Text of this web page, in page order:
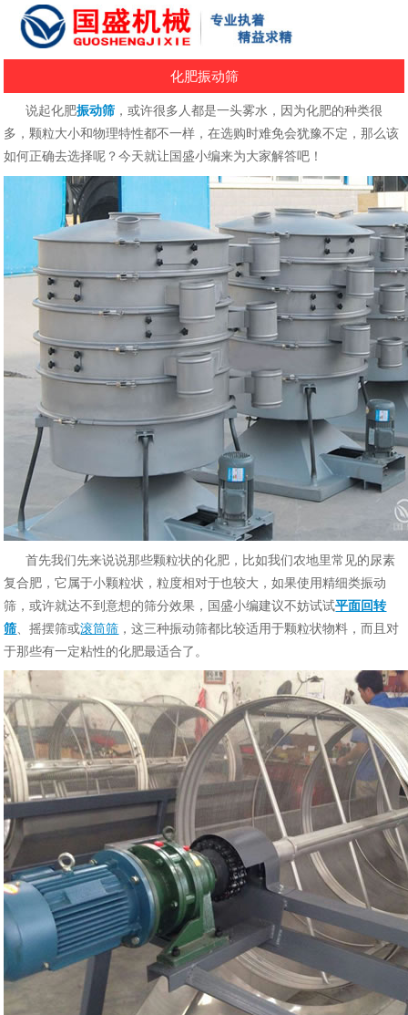
化肥振动筛
说起化肥振动筛 ，或许很多人都是一头雾水，因为化肥的种类很
多，颗粒大小和物理特性都不一样，在选购时难免会犹豫不定，那么该
如何正确去选择呢？今天就让国盛小编来为大家解答吧！
首先我们先来说说那些颗粒状的化肥，比如我们农地里常见的尿素
复合肥，它属于小颗粒状，粒度相对于也较大，如果使用精细类振动
筛，或许就达不到意想的筛分效果，国盛小编建议不妨试试平面回转
筛 、摇摆筛或滚筒筛 ，这三种振动筛都比较适用于颗粒状物料，而且对
于那些有一定粘性的化肥最适合了。